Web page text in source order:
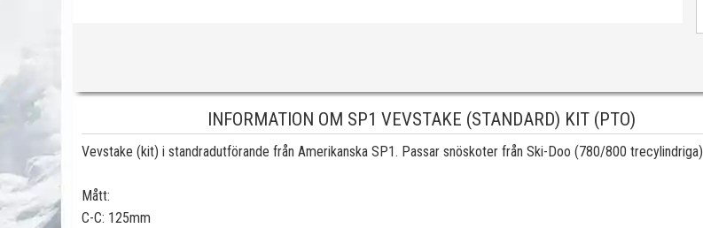
INFORMATION OM SP1 VEVSTAKE (STANDARD) KIT (PTO)
Vevstake (kit) i standradutförande från Amerikanska SP1. Passar snöskoter från Ski-Doo (780/800 trecylindriga)
Mått:
C-C: 125mm